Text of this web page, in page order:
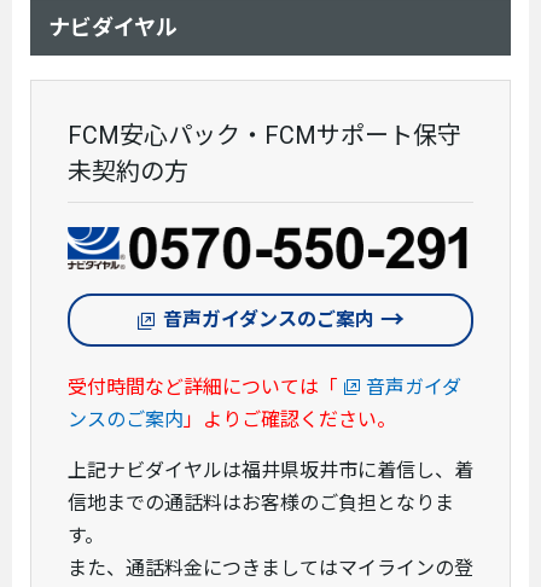
ナビダイヤル
FCM安心パック・FCMサポート保守
未契約の方
音声ガイダンスのご案内
受付時間など詳細については「
音声ガイダ
ンスのご案内 」よりご確認ください。
上記ナビダイヤルは福井県坂井市に着信し、着
信地までの通話料はお客様のご負担となりま
す。
また、通話料金につきましてはマイラインの登